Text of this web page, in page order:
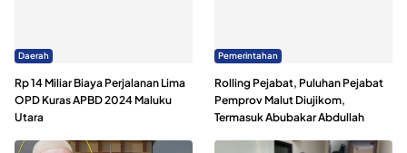
Daerah
Rp 14 Miliar Biaya Perjalanan Lima
OPD Kuras APBD 2024 Maluku
Utara
Pemerintahan
Rolling Pejabat, Puluhan Pejabat
Pemprov Malut Diujikom,
Termasuk Abubakar Abdullah